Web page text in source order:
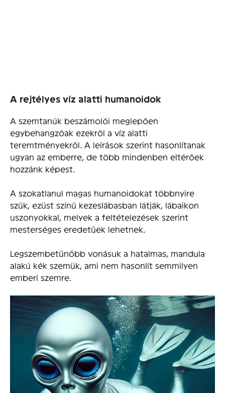
A rejtélyes víz alatti humanoidok
A szemtanúk beszámolói meglepően
egybehangzóak ezekről a víz alatti
teremtményekről. A leírások szerint hasonlítanak
ugyan az emberre, de több mindenben eltérőek
hozzánk képest.
A szokatlanul magas humanoidokat többnyire
szűk, ezüst színű kezeslábasban látják, lábaikon
uszonyokkal, melyek a feltételezések szerint
mesterséges eredetűek lehetnek.
Legszembetűnőbb vonásuk a hatalmas, mandula
alakú kék szemük, ami nem hasonlít semmilyen
emberi szemre.